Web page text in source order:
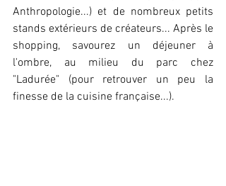
Anthropologie...) et de nombreux petits
stands extérieurs de créateurs... Après le
shopping, savourez un déjeuner à
l'ombre, au milieu du parc chez
"Ladurée" (pour retrouver un peu la
finesse de la cuisine française...).